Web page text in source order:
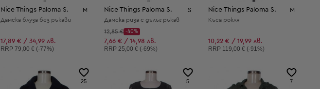
Nice Things Paloma S. M
Дамска блуза без ръкави
17,89 € / 34,99 лв.
Препоръчителна цена:
RRP 79,00 € (-77%)
Nice Things Paloma S. S
Дамска риза с дълъг ръкав
Начална цена:
12,85 €
Discount Price:
-40%
Намалена цена:
7,66 € / 14,98 лв.
Препоръчителна цена:
RRP25,00 € (-69%)
Nice Things Paloma S. M
Къса рокля
10,22 € / 19,99 лв.
Препоръчителна цена:
RRP 119,00 € (-91%)
25 5 7